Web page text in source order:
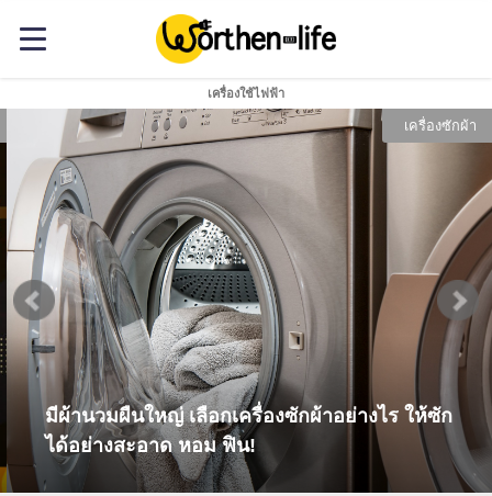
เครื่องใช้ไฟฟ้า
เครื่องซักผ้า
มีผ้านวมผืนใหญ่ เลือกเครื่องซักผ้าอย่างไร ให้ซัก
ได้อย่างสะอาด หอม ฟิน!